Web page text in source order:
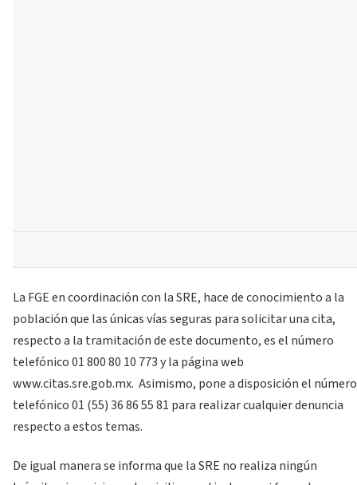
La FGE en coordinación con la SRE, hace de conocimiento a la
población que las únicas vías seguras para solicitar una cita,
respecto a la tramitación de este documento, es el número
telefónico 01 800 80 10 773 y la página web
www.citas.sre.gob.mx. Asimismo, pone a disposición el número
telefónico 01 (55) 36 86 55 81 para realizar cualquier denuncia
respecto a estos temas.
De igual manera se informa que la SRE no realiza ningún